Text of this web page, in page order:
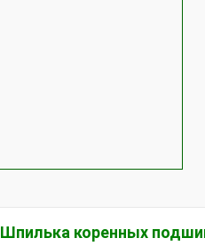
Шпилька коренных